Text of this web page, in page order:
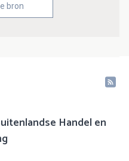
bron
Handel en